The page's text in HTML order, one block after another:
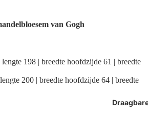
van Gogh
198 | breedte hoofdzijde 61 | breedte
200 | breedte hoofdzijde 64 | breedte